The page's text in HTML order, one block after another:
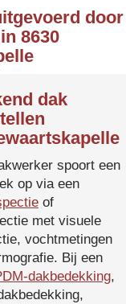
door
8630
dak
spoort een
op via een
of
met visuele
vochtmetingen
Bij een
dakbedekking,